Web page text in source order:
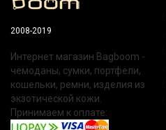
2008-2019
Интернет магазин Bagboom -
чемоданы, сумки, портфели,
кошельки, ремни, изделия из
экзотической кожи.
Принимаем к оплате: